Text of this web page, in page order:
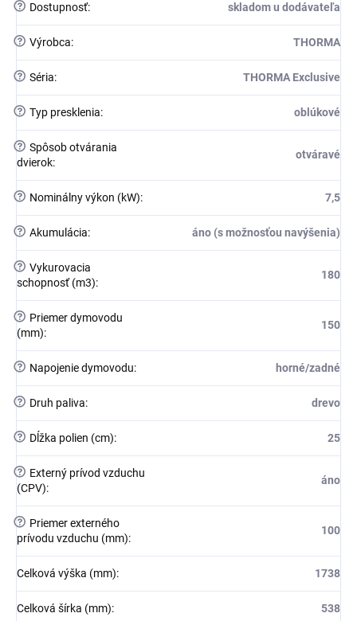
? Dostupnosť: skladom u dodávateľa
? Výrobca: THORMA
? Séria: THORMA Exclusive
? Typ presklenia: oblúkové
? Spôsob otvárania
dvierok:
otváravé
? Nominálny výkon (kW): 7,5
? Akumulácia: áno (s možnosťou navýšenia)
? Vykurovacia
schopnosť (m3):
180
?
Priemer dymovodu
(mm):
150
? Napojenie dymovodu: horné/zadné
? Druh paliva: drevo
? Dĺžka polien (cm): 25
?
Externý prívod vzduchu
(CPV):
áno
?
Priemer externého
prívodu vzduchu (mm):
100
Celková výška (mm): 1738
Celková šírka (mm): 538